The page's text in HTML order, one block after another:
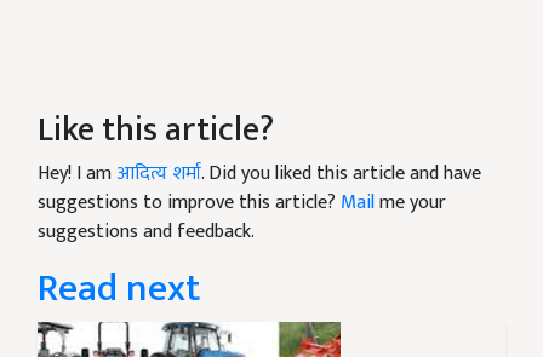
Like this article?
Hey! I amआदित्य शर्मा. Did you liked this article and have
suggestions to improve this article? Mailme your
suggestions and feedback.
Read next